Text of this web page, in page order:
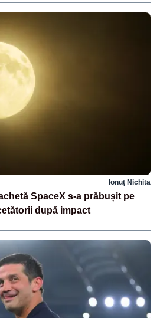
Ionuț Nichita
SpaceX s-a prăbușit pe
după impact